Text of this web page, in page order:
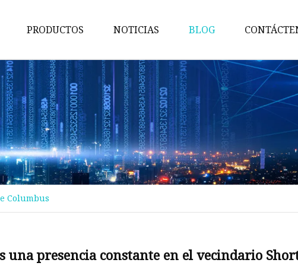
PRODUCTOS
cinturón de mujer
cinturón de diamantes
Cinturón de perlas
Cinturón
Pretina
Cadena de la cintura
Cinturón de cuero
cinturón tipo cartera
NOTICIAS BLOG
Columbus
una presencia constante en el vecindario